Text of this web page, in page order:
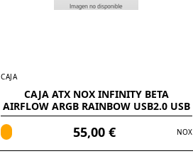
CAJA
CAJA ATX NOX INFINITY BETA
AIRFLOW ARGB RAINBOW USB2.0 USB
3.1G1
55,00 € NOX